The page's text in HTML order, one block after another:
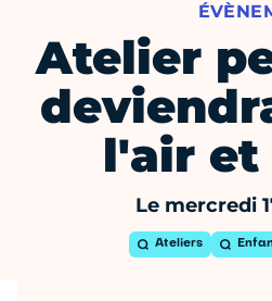
Atelier
l'air et
Le mercredi
Ateliers